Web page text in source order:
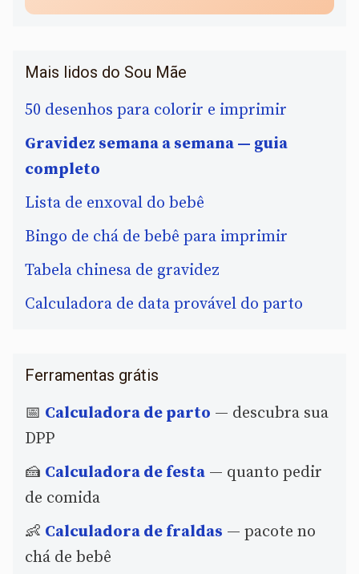
Mais lidos do Sou Mãe
50 desenhos para colorir e imprimir
Gravidez semana a semana — guia
completo
Lista de enxoval do bebê
Bingo de chá de bebê para imprimir
Tabela chinesa de gravidez
Calculadora de data provável do parto
Ferramentas grátis
📅 Calculadora de parto — descubra sua
DPP
🍰 Calculadora de festa — quanto pedir
de comida
👶 Calculadora de fraldas — pacote no
chá de bebê